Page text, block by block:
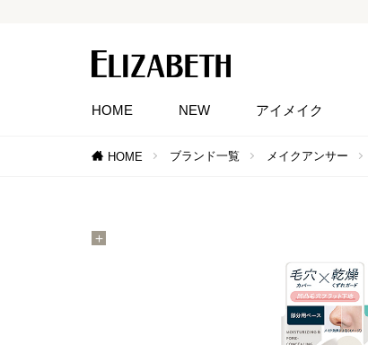
HOME NEW アイメイク
HOME ブランド一覧 メイクアンサー